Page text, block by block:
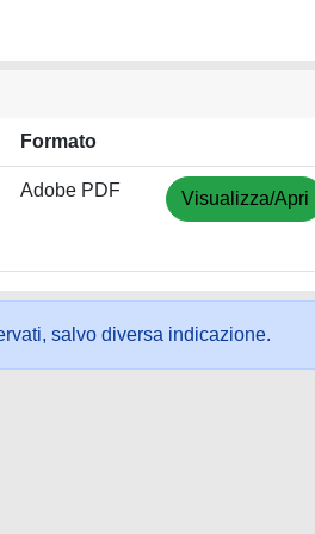
Formato
Adobe PDF Visualizza/Apri
salvo diversa indicazione.